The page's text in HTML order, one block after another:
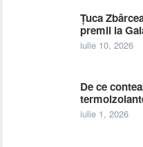
Țuca
premii la
iulie 10, 2026
De ce
iulie 1, 2026